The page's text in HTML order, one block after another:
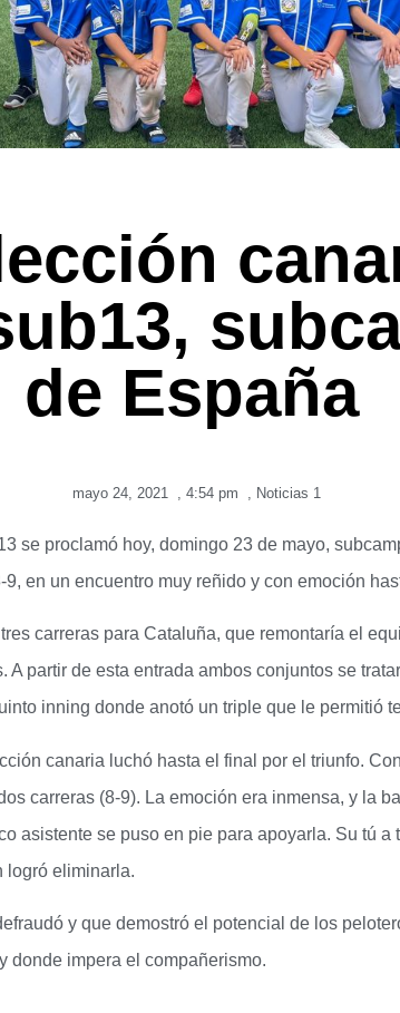
de España
mayo 24, 2021 4:54 pm Noticias 1
se proclamó hoy, domingo 23 de mayo,
en un encuentro muy reñido y con emoción
carreras para Cataluña, que remontaría el
partir de esta entrada ambos conjuntos se
inning donde anotó un triple que le permitió
canaria luchó hasta el final por el triunfo.
carreras (8-9). La emoción era inmensa, y la
asistente se puso en pie para apoyarla. Su tú a
logró eliminarla.
y que demostró el potencial de los
donde impera el compañerismo.